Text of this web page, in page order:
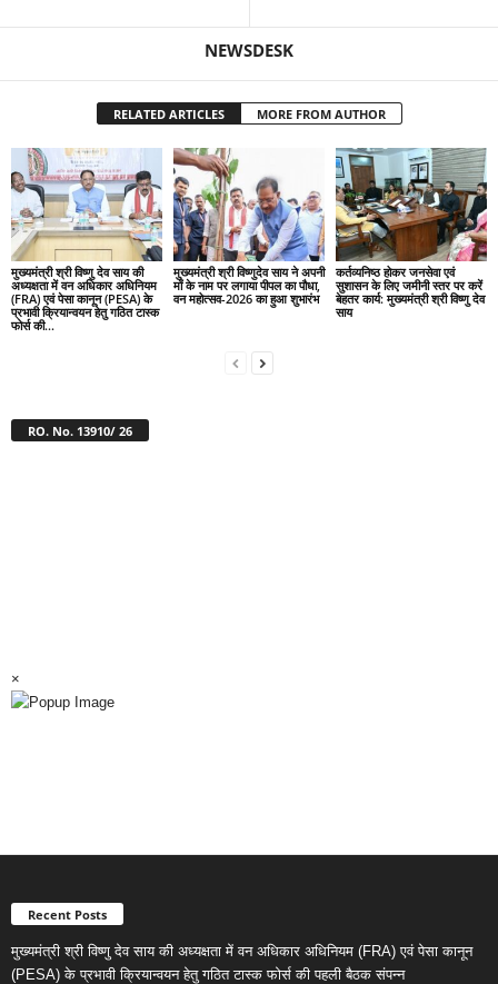
NEWSDESK
RELATED ARTICLES MORE FROM AUTHOR
मुख्यमंत्री श्री विष्णु देव साय की
अध्यक्षता में वन अधिकार अधिनियम
(FRA) एवं पेसा कानून (PESA) के
प्रभावी क्रियान्वयन हेतु गठित टास्क
फोर्स की...
मुख्यमंत्री श्री विष्णुदेव साय ने अपनी
माँ के नाम पर लगाया पीपल का पौधा,
वन महोत्सव-2026 का हुआ शुभारंभ
कर्तव्यनिष्ठ होकर जनसेवा एवं
सुशासन के लिए जमीनी स्तर पर करें
बेहतर कार्य: मुख्यमंत्री श्री विष्णु देव
साय
RO. No. 13910/ 26
×
Recent Posts
मुख्यमंत्री श्री विष्णु देव साय की अध्यक्षता में वन अधिकार अधिनियम (FRA) एवं पेसा कानून
(PESA) के प्रभावी क्रियान्वयन हेतु गठित टास्क फोर्स की पहली बैठक संपन्न